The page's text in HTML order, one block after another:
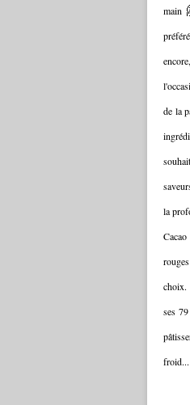
main
de la
la
choix.
ses
froid...